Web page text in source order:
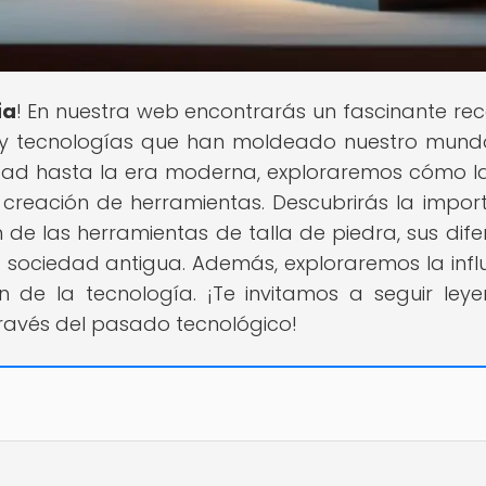
! En nuestra web encontrarás un fascinante
tecnologías que han moldeado nuestro
hasta la era moderna, exploraremos cómo
de herramientas. Descubrirás la
las herramientas de talla de piedra, sus
antigua. Además, exploraremos la
la tecnología. ¡Te invitamos a seguir
del pasado tecnológico!